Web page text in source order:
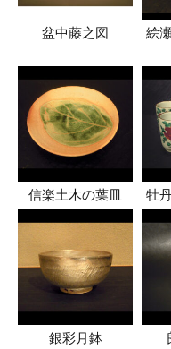
盆中藤之図
絵
信楽土木の葉皿 牡
銀彩月鉢